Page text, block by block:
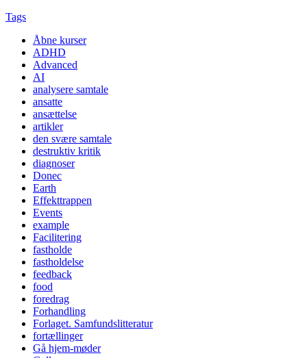
Tags
Åbne kurser
ADHD
Advanced
AI
analysere samtale
ansatte
ansættelse
artikler
den svære samtale
destruktiv kritik
diagnoser
Donec
Earth
Effekttrappen
Events
example
Facilitering
fastholde
fastholdelse
feedback
food
foredrag
Forhandling
Forlaget. Samfundslitteratur
fortællinger
Gå hjem-møder